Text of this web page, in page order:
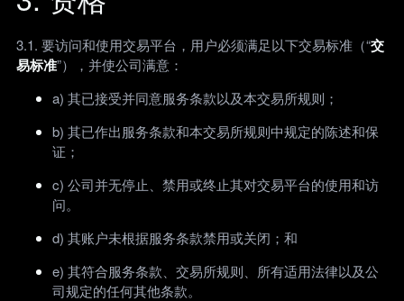
3.1. 要访问和使用交易平台，用户必须满足以下交易标准（“交
易标准”），并使公司满意：
a) 其已接受并同意服务条款以及本交易所规则；
b) 其已作出服务条款和本交易所规则中规定的陈述和保
证；
c) 公司并无停止、禁用或终止其对交易平台的使用和访
问。
d) 其账户未根据服务条款禁用或关闭；和
e) 其符合服务条款、交易所规则、所有适用法律以及公
司规定的任何其他条款。